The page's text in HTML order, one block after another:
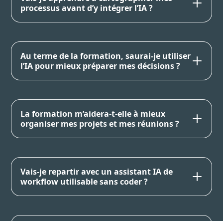
processus avant d’y intégrer l’IA ?
Au terme de la formation, saurai-je utiliser
l’IA pour mieux préparer mes décisions ?
La formation m’aidera-t-elle à mieux
organiser mes projets et mes réunions ?
Vais-je repartir avec un assistant IA de
workflow utilisable sans coder ?